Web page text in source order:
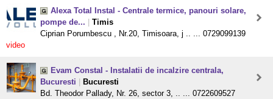
Alexa Total Instal - Centrale termice, panouri solare,
pompe de...
Timis
Ciprian Porumbescu , Nr.20, Timisoara, j .. ... 0729099139
video
Evam Constal - Instalatii de incalzire centrala,
Bucuresti
Bucuresti
Bd. Theodor Pallady, Nr. 26, sector 3, .. ... 0722609527